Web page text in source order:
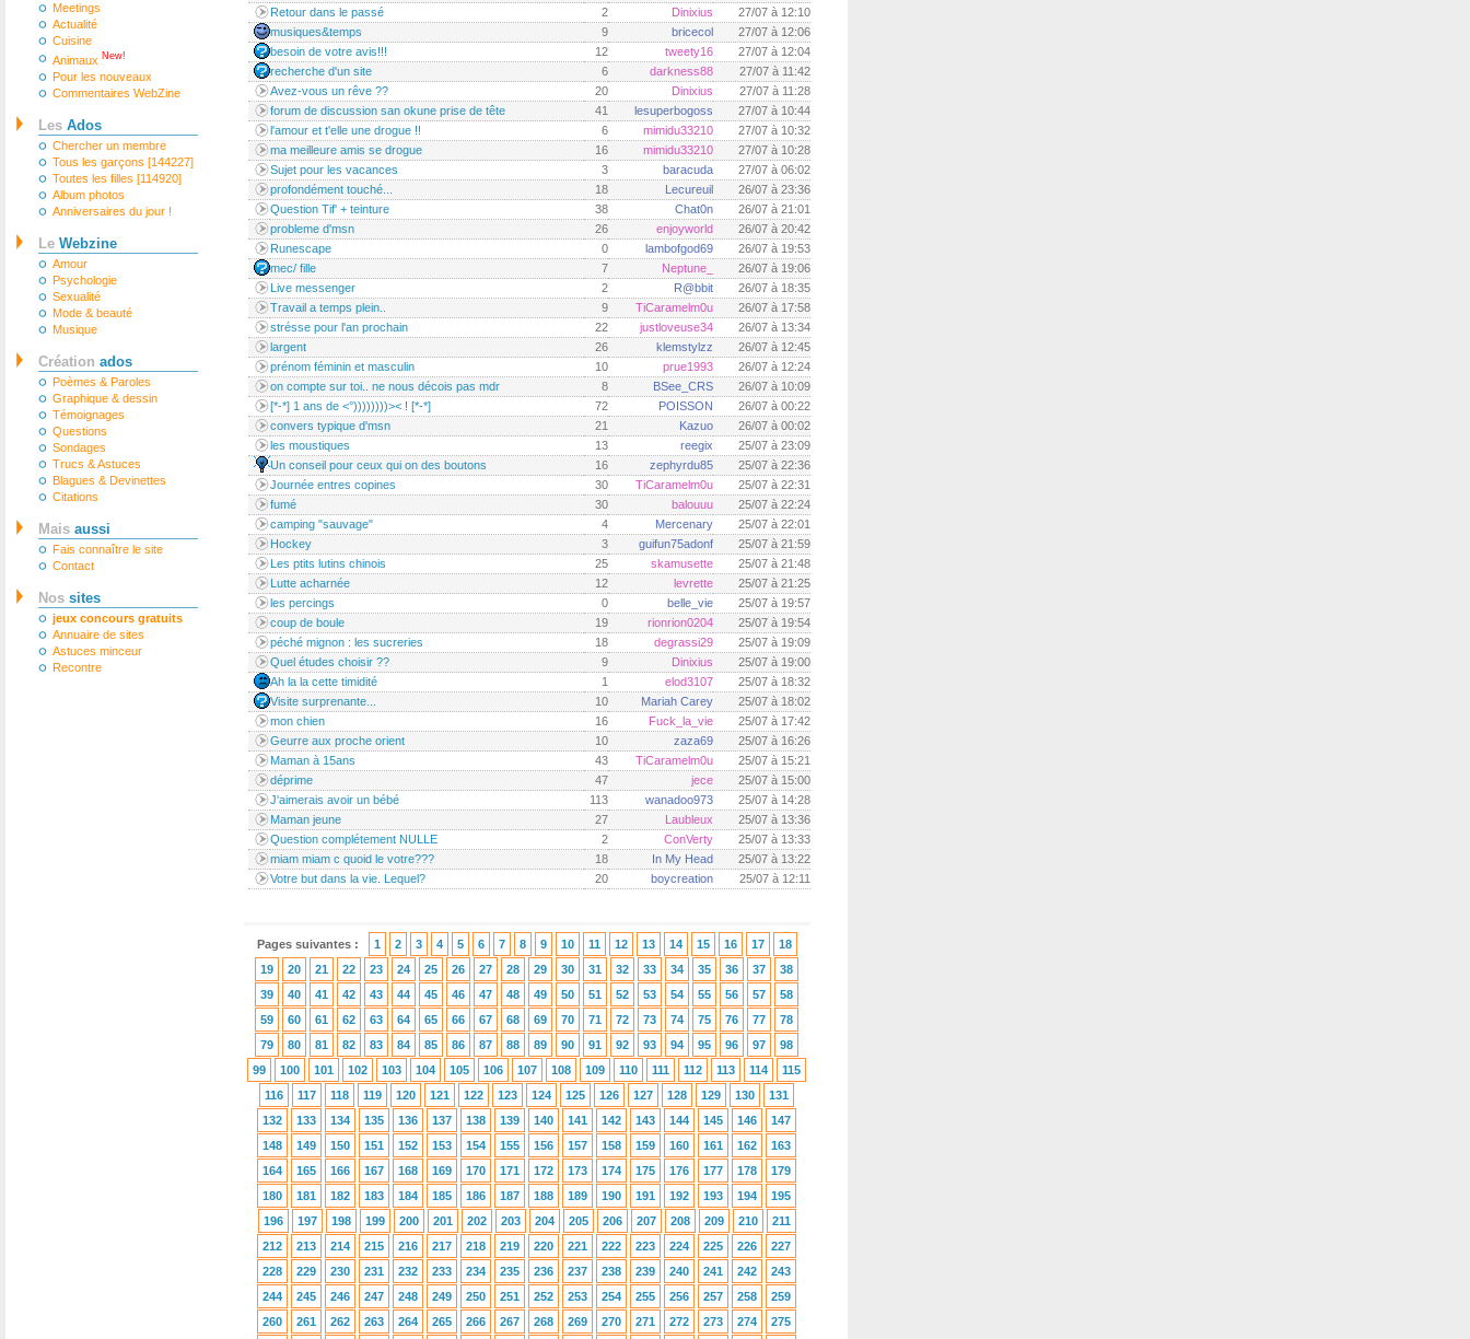
Meetings
Actualité
Cuisine
Animaux New!
Pour les nouveaux
Commentaires WebZine
Les Ados
Chercher un membre
Tous les garçons [144227]
Toutes les filles [114920]
Album photos
Anniversaires du jour !
Le Webzine
Amour
Psychologie
Sexualité
Mode & beauté
Musique
Création ados
Poèmes & Paroles
Graphique & dessin
Témoignages
Questions
Sondages
Trucs & Astuces
Blagues & Devinettes
Citations
Mais aussi
Fais connaître le site
Contact
Nos sites
jeux concours gratuits
Annuaire de sites
Astuces minceur
Recontre
Retour dans le passé
2 Dinixius
27/07 à 12:10
musiques&temps
9 bricecol
27/07 à 12:06
besoin de votre avis!!!
12 tweety16
27/07 à 12:04
recherche d'un site
6 darkness88
27/07 à 11:42
Avez-vous un rêve ??
20 Dinixius
27/07 à 11:28
forum de discussion san okune prise de tête
41 lesuperbogoss
27/07 à 10:44
l'amour et t'elle une drogue !!
6 mimidu33210
27/07 à 10:32
ma meilleure amis se drogue
16 mimidu33210
27/07 à 10:28
Sujet pour les vacances
3 baracuda
27/07 à 06:02
profondément touché...
18 Lecureuil
26/07 à 23:36
Question Tif' + teinture
38 Chat0n
26/07 à 21:01
probleme d'msn
26 enjoyworld
26/07 à 20:42
Runescape
0 lambofgod69
26/07 à 19:53
mec/ fille
7 Neptune_
26/07 à 19:06
Live messenger
2 R@bbit
26/07 à 18:35
Travail a temps plein..
9 TiCaramelm0u
26/07 à 17:58
strésse pour l'an prochain
22 justloveuse34
26/07 à 13:34
largent
26 klemstylzz
26/07 à 12:45
prénom féminin et masculin
10 prue1993
26/07 à 12:24
on compte sur toi.. ne nous décois pas mdr
8 BSee_CRS
26/07 à 10:09
[*-*] 1 ans de <°))))))))>< ! [*-*]
72 POISSON
26/07 à 00:22
convers typique d'msn
21 Kazuo
26/07 à 00:02
les moustiques
13 reegix
25/07 à 23:09
Un conseil pour ceux qui on des boutons
16 zephyrdu85
25/07 à 22:36
Journée entres copines
30 TiCaramelm0u
25/07 à 22:31
fumé
30 balouuu
25/07 à 22:24
camping "sauvage"
4 Mercenary
25/07 à 22:01
Hockey
3 guifun75adonf
25/07 à 21:59
Les ptits lutins chinois
25 skamusette
25/07 à 21:48
Lutte acharnée
12 levrette
25/07 à 21:25
les percings
0 belle_vie
25/07 à 19:57
coup de boule
19 rionrion0204
25/07 à 19:54
péché mignon : les sucreries
18 degrassi29
25/07 à 19:09
Quel études choisir ??
9 Dinixius
25/07 à 19:00
Ah la la cette timidité
1 elod3107
25/07 à 18:32
Visite surprenante...
10 Mariah Carey
25/07 à 18:02
mon chien
16 Fuck_la_vie
25/07 à 17:42
Geurre aux proche orient
10 zaza69
25/07 à 16:26
Maman à 15ans
43 TiCaramelm0u
25/07 à 15:21
déprime
47 jece
25/07 à 15:00
J'aimerais avoir un bébé
113 wanadoo973
25/07 à 14:28
Maman jeune
27 Laubleux
25/07 à 13:36
Question complétement NULLE
2 ConVerty
25/07 à 13:33
miam miam c quoid le votre???
18 In My Head
25/07 à 13:22
Votre but dans la vie. Lequel?
20 boycreation 25/07 à 12:11
Pages suivantes : 1 2 3 4 5 6 7 8 9 10 11 12 13 14 15 16 17
18
19
20 21 22 23 24 25 26 27 28 29 30 31 32 33 34 35 36 37
38
39
40 41 42 43 44 45 46 47 48 49 50 51 52 53 54 55 56 57
58
59
60 61 62 63 64 65 66 67 68 69 70 71 72 73 74 75 76 77
78
79
80 81 82 83 84 85 86 87 88 89 90 91 92 93 94 95 96 97
98
99
100 101 102 103 104 105 106 107 108 109 110 111 112 113 114
115
116
117 118 119 120 121 122 123 124 125 126 127 128 129 130
131
132
133 134 135 136 137 138 139 140 141 142 143 144 145 146
147
148
149 150 151 152 153 154 155 156 157 158 159 160 161 162
163
164
165 166 167 168 169 170 171 172 173 174 175 176 177 178
179
180
181 182 183 184 185 186 187 188 189 190 191 192 193 194
195
196
197 198 199 200 201 202 203 204 205 206 207 208 209 210
211
212
213 214 215 216 217 218 219 220 221 222 223 224 225 226
227
228
229 230 231 232 233 234 235 236 237 238 239 240 241 242
243
244
245 246 247 248 249 250 251 252 253 254 255 256 257 258
259
260
261 262 263 264 265 266 267 268 269 270 271 272 273 274 275